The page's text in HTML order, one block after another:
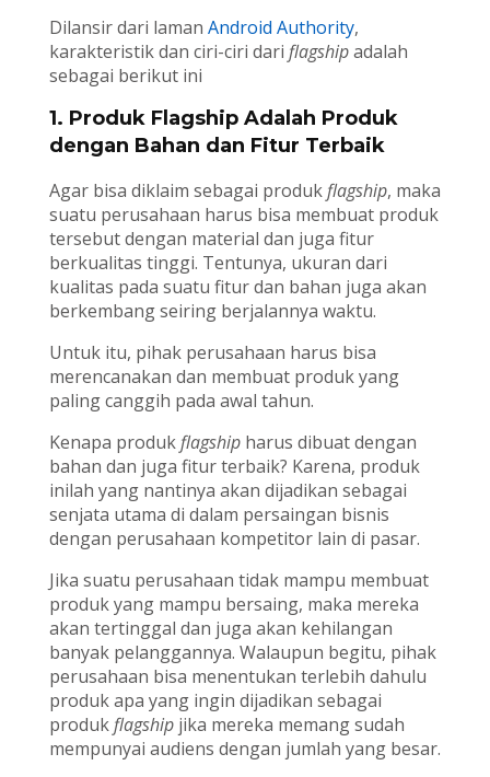
Dilansir dari laman Android Authority,
karakteristik dan ciri-ciri dari flagshipadalah
sebagai berikut ini
1. Produk Flagship Adalah Produk
dengan Bahan dan Fitur Terbaik
Agar bisa diklaim sebagai produkflagship, maka
suatu perusahaan harus bisa membuat produk
tersebut dengan material dan juga fitur
berkualitas tinggi. Tentunya, ukuran dari
kualitas pada suatu fitur dan bahan juga akan
berkembang seiring berjalannya waktu.
Untuk itu, pihak perusahaan harus bisa
merencanakan dan membuat produk yang
paling canggih pada awal tahun.
Kenapa produkflagshipharus dibuat dengan
bahan dan juga fitur terbaik? Karena, produk
inilah yang nantinya akan dijadikan sebagai
senjata utama di dalam persaingan bisnis
dengan perusahaan kompetitor lain di pasar.
Jika suatu perusahaan tidak mampu membuat
produk yang mampu bersaing, maka mereka
akan tertinggal dan juga akan kehilangan
banyak pelanggannya. Walaupun begitu, pihak
perusahaan bisa menentukan terlebih dahulu
produk apa yang ingin dijadikan sebagai
produkflagshipjika mereka memang sudah
mempunyai audiens dengan jumlah yang besar.